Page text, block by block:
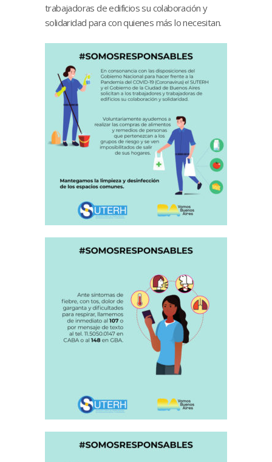
trabajadoras de edificios su colaboración y
solidaridad para con quienes más lo necesitan.